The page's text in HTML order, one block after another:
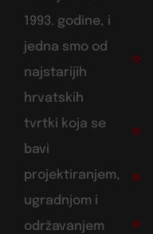
1993. godine, i
jedna smo od
najstarijih
hrvatskih
tvrtki koja se
bavi
projektiranjem,
ugradnjom i
održavanjem